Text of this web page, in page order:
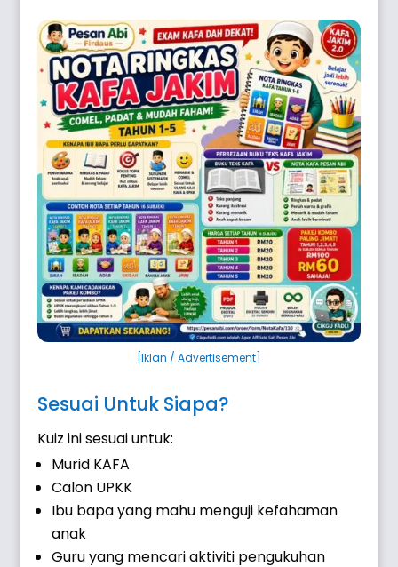
[Iklan / Advertisement]
Sesuai Untuk Siapa?
Kuiz ini sesuai untuk:
Murid KAFA
Calon UPKK
Ibu bapa yang mahu menguji kefahaman
anak
Guru yang mencari aktiviti pengukuhan